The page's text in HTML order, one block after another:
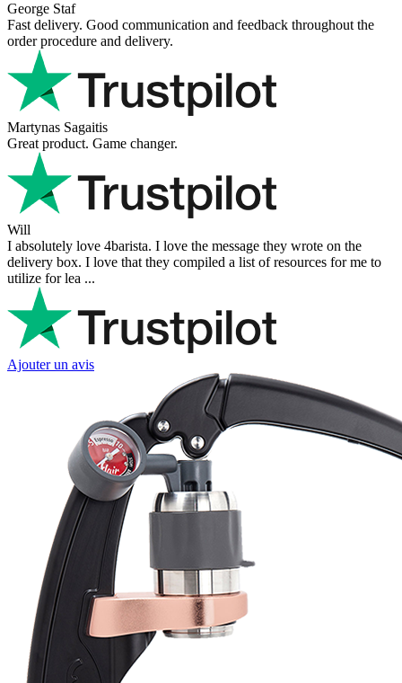
George Staf
Fast delivery. Good communication and feedback throughout the
order procedure and delivery.
Martynas Sagaitis
Great product. Game changer.
Will
I absolutely love 4barista. I love the message they wrote on the
delivery box. I love that they compiled a list of resources for me to
utilize for lea ...
Ajouter un avis